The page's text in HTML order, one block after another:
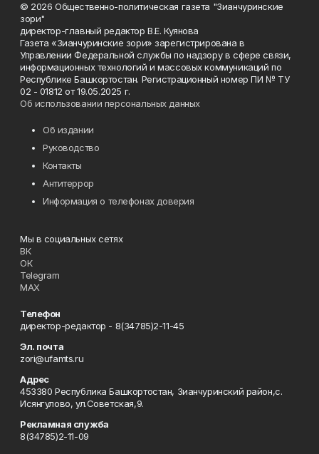
© 2026 Общественно-политическая газета "Зианчуринские
зори"
директор-главный редактор В.Е. Куянова
Газета «Зианчуринские зори» зарегистрирована в
Управлении Федеральной службы по надзору в сфере связи,
информационных технологий и массовых коммуникаций по
Республике Башкортостан. Регистрационный номер ПИ № ТУ
02 - 01812 от 19.05.2025 г.
Об использовании персональных данных
Об издании
Руководство
Контакты
Антитеррор
Информация о телефонах доверия
Мы в социальных сетях
ВК
ОК
Telegram
MAX
Телефон
директор-редактор - 8(34785)2-11-45
Эл. почта
zori@ufamts.ru
Адрес
453380 Республика Башкортостан, Зианчуринский район,с.
Исянгулово, ул.Советская,9.
Рекламная служба
8(34785)2-11-09